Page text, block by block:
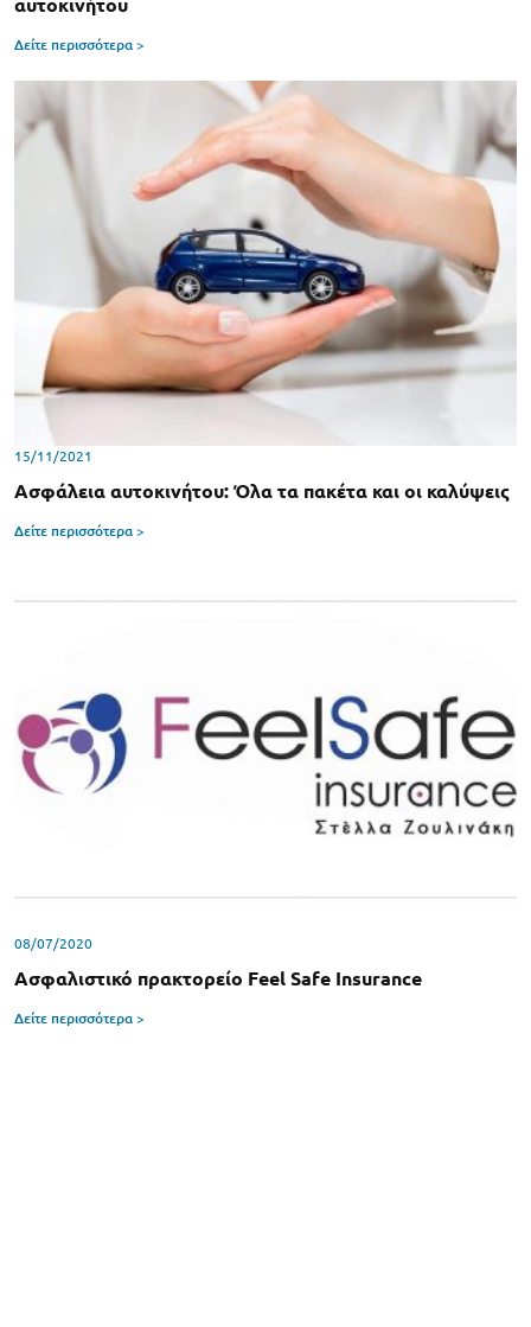
αυτοκινήτου
Δείτε περισσότερα >
15/11/2021
Ασφάλεια αυτοκινήτου: Όλα τα πακέτα και οι καλύψεις
Δείτε περισσότερα >
08/07/2020
Ασφαλιστικό πρακτορείο Feel Safe Insurance
Δείτε περισσότερα >